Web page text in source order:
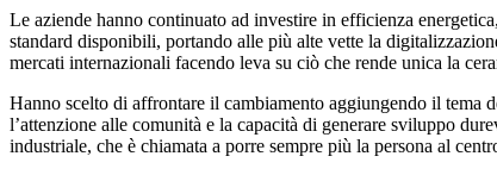
Le aziende hanno continuato ad investire in efficienza
standard disponibili, portando alle più alte vette la
mercati internazionali facendo leva su ciò che rende unica la
Hanno scelto di affrontare il cambiamento aggiungendo il tema
l’attenzione alle comunità e la capacità di generare sviluppo
industriale, che è chiamata a porre sempre più la persona al